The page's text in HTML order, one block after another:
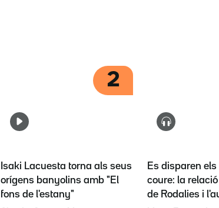
2
Isaki Lacuesta torna als seus
orígens banyolins amb "El
fons de l'estany"
Es disparen
coure: la
de Rodalies i